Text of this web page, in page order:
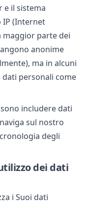
e il sistema
IP (Internet
maggior parte dei
anonime
ma in alcuni
personali come
includere dati
sul nostro
degli
dei dati
i Suoi dati